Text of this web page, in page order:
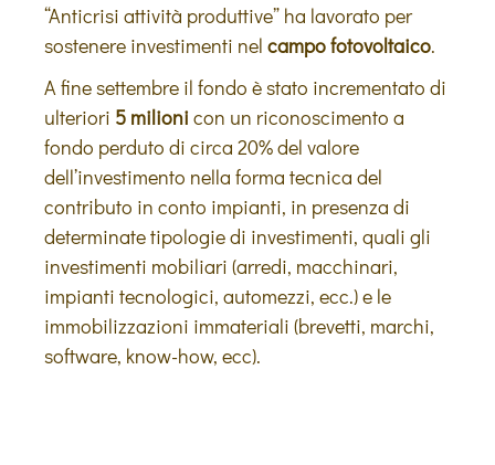
“Anticrisi attività produttive” ha lavorato per
sostenere investimenti nel campo fotovoltaico.
A fine settembre il fondo è stato incrementato di
ulteriori 5 milioni con un riconoscimento a
fondo perduto di circa 20% del valore
dell’investimento nella forma tecnica del
contributo in conto impianti, in presenza di
determinate tipologie di investimenti, quali gli
investimenti mobiliari (arredi, macchinari,
impianti tecnologici, automezzi, ecc.) e le
immobilizzazioni immateriali (brevetti, marchi,
software, know-how, ecc).